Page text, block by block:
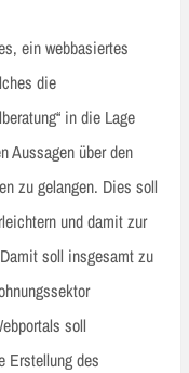
ein webbasiertes
die
in die Lage
Aussagen über den
zu gelangen. Dies soll
und damit zur
soll insgesamt zu
soll
Erstellung des